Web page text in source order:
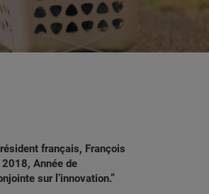
français, François
Année de
sur l’innovation.”